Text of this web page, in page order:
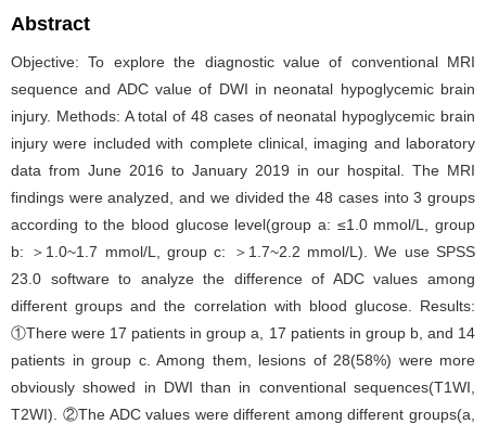
Abstract
Objective: To explore the diagnostic value of conventional MRI
sequence and ADC value of DWI in neonatal hypoglycemic brain
injury. Methods: A total of 48 cases of neonatal hypoglycemic brain
injury were included with complete clinical, imaging and laboratory
data from June 2016 to January 2019 in our hospital. The MRI
findings were analyzed, and we divided the 48 cases into 3 groups
according to the blood glucose level(group a: ≤1.0 mmol/L, group
b: ＞1.0~1.7 mmol/L, group c: ＞1.7~2.2 mmol/L). We use SPSS
23.0 software to analyze the difference of ADC values among
different groups and the correlation with blood glucose. Results:
①There were 17 patients in group a, 17 patients in group b, and 14
patients in group c. Among them, lesions of 28(58%) were more
obviously showed in DWI than in conventional sequences(T1WI,
T2WI). ②The ADC values were different among different groups(a,